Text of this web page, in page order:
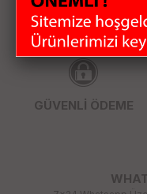
HIZLI KARGO
GÜVENLİ ÖDEME